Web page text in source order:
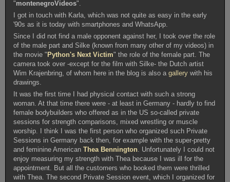
"montenegroVideos".
I got in touch with Karla, which was not quite as easy in the early
'90s as it is today with smartphones and WhatsApp.
Since I did not find a male opponent against her, I took over the role
of the male part and Silke (known from many other of my videos) in
the movie " Python's Next Victim" the role of the female part. The
camera took over -except for the film with Silke- the Dutch artist
Wim Krajenbring, of whom here in the blog is also agallery with his
drawings.
It was the first time I had physical contact with such a strong
woman. At that time there were - at least in Germany - hardly to find
female bodybuilders who offered as in the US so-called private
sessions for strength comparisons, mixed wrestling or muscle
worship. I think I was the first person who organized such Private
Sessions in Germany back then, for example with the super-pretty
and feminine AmericanThea Bennington. Unfortunately I could not
enjoy measuring my strength with Thea because I was ill for the
appointment. But all the customers who booked them were thrilled
with Thea. The second Private Session event, which I organized for